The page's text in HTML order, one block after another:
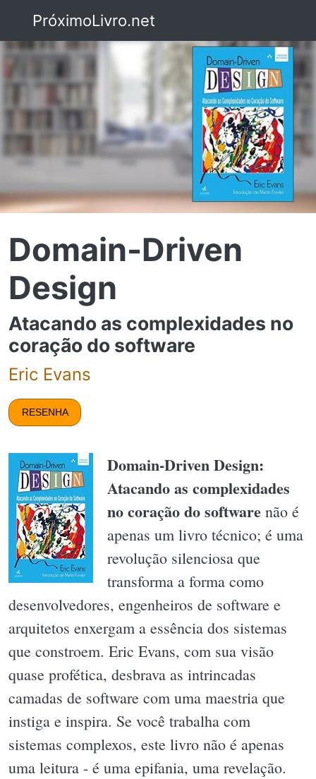
PróximoLivro.net
Domain-Driven
Design
Atacando as complexidades no
coração do software
Eric Evans
RESENHA
Domain-Driven Design:
Atacando as complexidades
no coração do software não é
apenas um livro técnico; é uma
revolução silenciosa que
transforma a forma como
desenvolvedores, engenheiros de software e
arquitetos enxergam a essência dos sistemas
que constroem. Eric Evans, com sua visão
quase profética, desbrava as intrincadas
camadas de software com uma maestria que
instiga e inspira. Se você trabalha com
sistemas complexos, este livro não é apenas
uma leitura - é uma epifania, uma revelação.